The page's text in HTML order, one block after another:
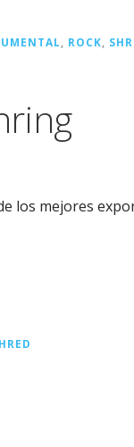
ROCK
los mejores